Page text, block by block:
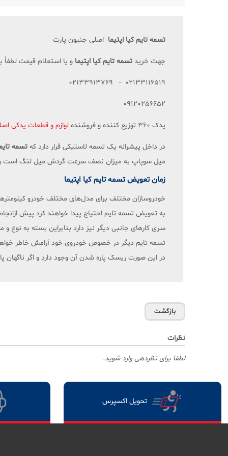
تسمه تایم کیا اپتیما اصلی جنیون پارت
جهت خریدتسمه تایم کیا اپتیما و یا استعلام قیمت
02133116519 - 02133913769
09120256652
یدک 360 توزیع کننده و فروشنده لوازم و قطعات یدکی
در داخل پیشرانه یک تسمه لاستیکی قرار دارد کهتسمه
میل سوپاپ به میزان نصف سرعت گردش میل لنگ است و
زمان تعویض تسمه تایم کیا اپتیما
به تعویض تسمه تایم احتیاج پیدا خواهند کرد پیش
سری کارهای جانبی دیگر نیز دارد بنابراین بسته به
تسمه تایم دیگر در خصوص خودروی خود آرامش خاطر
در این صورت ریسک پاره شدن آن وجود دارد و اگر
نظرات
لطفا برای نظردهی وارد شوید.
تحویل اکسپرس